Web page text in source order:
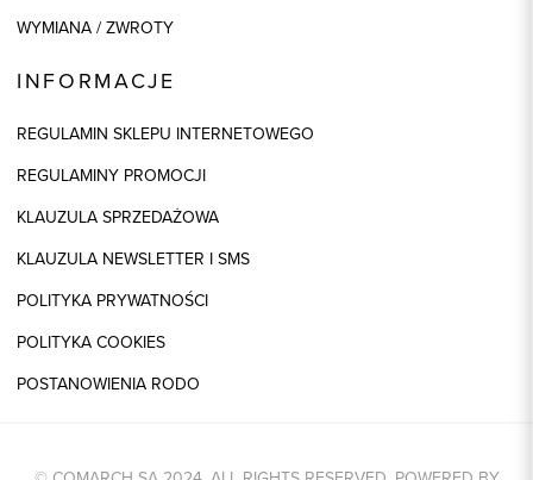
WYMIANA / ZWROTY
INFORMACJE
REGULAMIN SKLEPU INTERNETOWEGO
REGULAMINY PROMOCJI
KLAUZULA SPRZEDAŻOWA
KLAUZULA NEWSLETTER I SMS
POLITYKA PRYWATNOŚCI
POLITYKA COOKIES
POSTANOWIENIA RODO